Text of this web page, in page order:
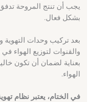
يجب أن تنتج المروحة
بشكل فعال.
بعد تركيب وحدات التهوية
والقنوات لتوزيع الهواء
بعناية لضمان أن تكون
الهواء.
في الختام، يعتبر نظام